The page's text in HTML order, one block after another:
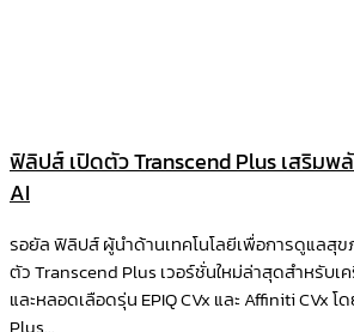
ฟิลิปส์ เปิดตัว Transcend Plus เสริมพ
AI
รอยัล ฟิลิปส์ ผู้นำด้านเทคโนโลยีเพื่อการดูแลสุข
ตัว Transcend Plus เวอร์ชั่นใหม่ล่าสุดสำหรับเ
และหลอดเลือดรุ่น EPIQ CVx และ Affiniti CVx โ
Plus...